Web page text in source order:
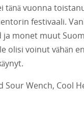
tänä vuonna
festivaali.
ja monet muut
olisi voinut vähän
Sour Wench, Cool